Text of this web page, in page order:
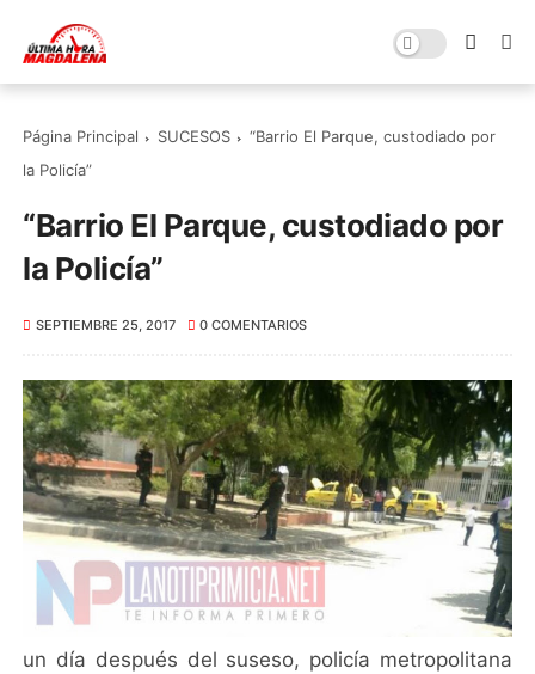
Página Principal SUCESOS
“Barrio El Parque, custodiado por
la Policía”
“Barrio El Parque, custodiado por
la Policía”
SEPTIEMBRE 25, 2017 0 COMENTARIOS
un día después del suseso, policía metropolitana